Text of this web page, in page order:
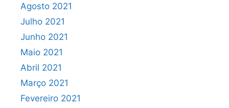
Agosto 2021
Julho 2021
Junho 2021
Maio 2021
Abril 2021
Março 2021
Fevereiro 2021